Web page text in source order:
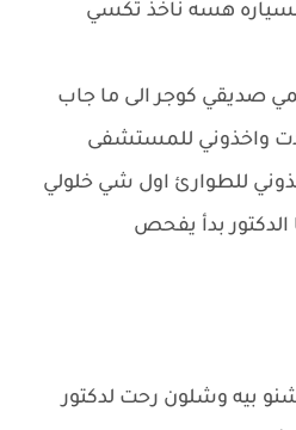
هسه ناخذ تكسي
صديقي كوجر الى ما جاب
واخذوني للمستشفى
للطوارئ اول شي خلولي
بدأ يفحص
بيه وشلون رحت لدكتور